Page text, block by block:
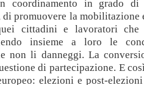
coordinamento in grado di
di promuovere la mobilitazione
cittadini e lavoratori
insieme a loro le
non li danneggi. La
di partecipazione. E
elezioni e post-elezioni